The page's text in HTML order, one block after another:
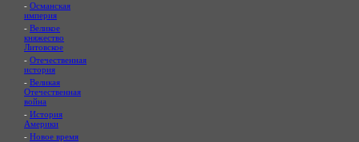
- Османская
империя
- Великое
княжество
Литовское
- Отечественная
история
- Великая
Отечественная
война
- История
Америки
- Новое время